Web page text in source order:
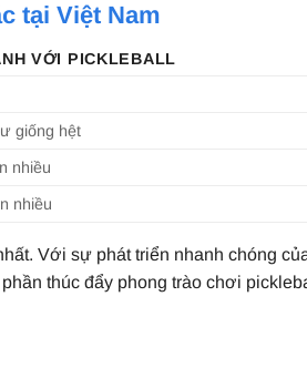
tại Việt Nam
VỚI PICKLEBALL
giống hệt
nhiều
nhiều
Với sự phát triển nhanh chóng
thúc đẩy phong trào chơi